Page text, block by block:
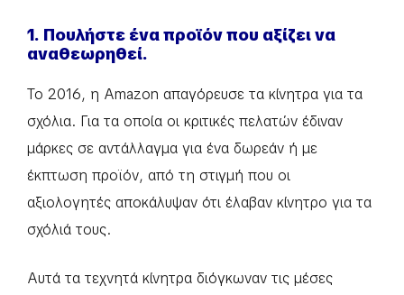
1. Πουλήστε ένα προϊόν που αξίζει να
αναθεωρηθεί.
Το 2016, η Amazon απαγόρευσε τα κίνητρα για τα
σχόλια. Για τα οποία οι κριτικές πελατών έδιναν
μάρκες σε αντάλλαγμα για ένα δωρεάν ή με
έκπτωση προϊόν, από τη στιγμή που οι
αξιολογητές αποκάλυψαν ότι έλαβαν κίνητρο για τα
σχόλιά τους.
Αυτά τα τεχνητά κίνητρα διόγκωναν τις μέσες